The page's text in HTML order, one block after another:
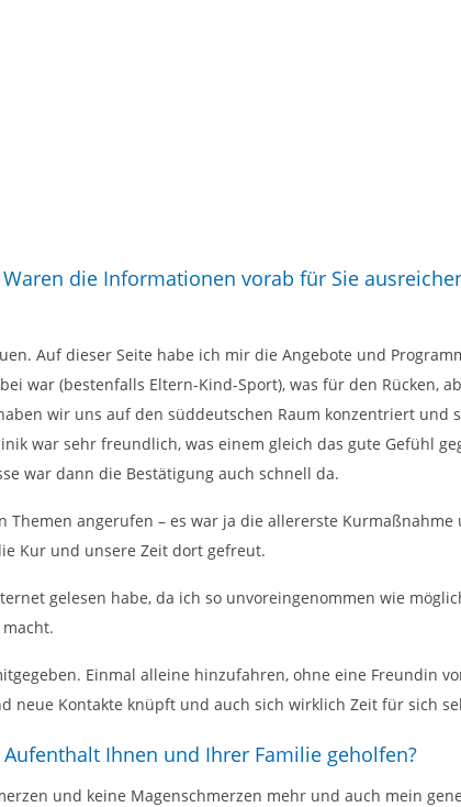
die Informationen vorab für Sie
Auf dieser Seite habe ich mir die Angebote und
war (bestenfalls Eltern-Kind-Sport), was für den Rücken,
wir uns auf den süddeutschen Raum konzentriert und
war sehr freundlich, was einem gleich das gute Gefühl
war dann die Bestätigung auch schnell da.
Themen angerufen – es war ja die allererste
Kur und unsere Zeit dort gefreut.
gelesen habe, da ich so unvoreingenommen wie
Einmal alleine hinzufahren, ohne eine Freundin
neue Kontakte knüpft und auch sich wirklich Zeit für sich
Ihnen und Ihrer Familie geholfen?
und keine Magenschmerzen mehr und auch mein